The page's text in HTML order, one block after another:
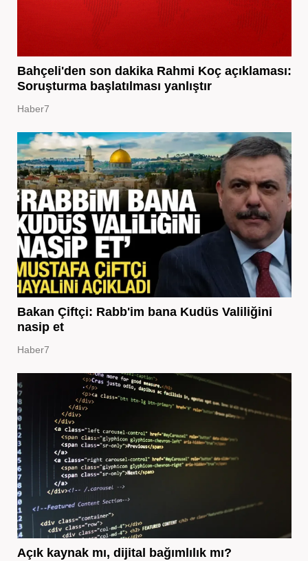
Bahçeli'den son dakika Rahmi Koç açıklaması:
Soruşturma başlatılması yanlıştır
Haber7
Bakan Çiftçi: Rabb'im bana Kudüs Valiliğini
nasip et
Haber7
Açık kaynak mı, dijital bağımlılık mı?